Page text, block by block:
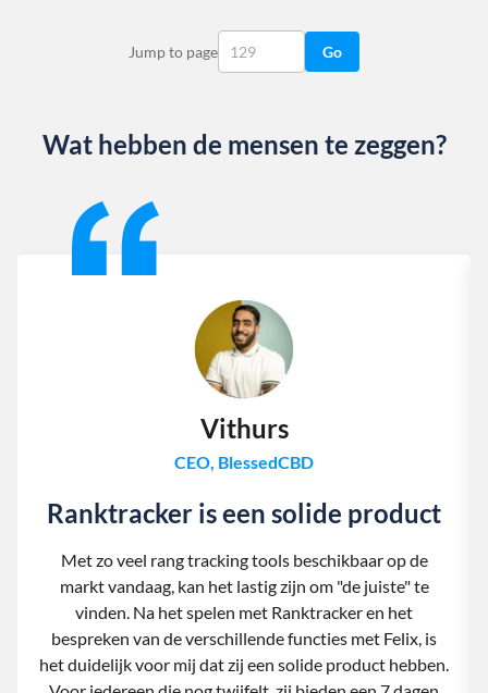
Jump to page Go
Wat hebben de mensen te zeggen?
Vithurs
CEO, BlessedCBD
Ranktracker is een solide product
Met zo veel rang tracking tools beschikbaar op de
markt vandaag, kan het lastig zijn om "de juiste" te
vinden. Na het spelen met Ranktracker en het
bespreken van de verschillende functies met Felix, is
het duidelijk voor mij dat zij een solide product hebben.